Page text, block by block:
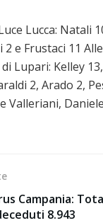
Lucca: Natali
2 e Frustaci 11
Lupari: Kelley
2, Arado 2,
Valleriani,
Campania:
8.943